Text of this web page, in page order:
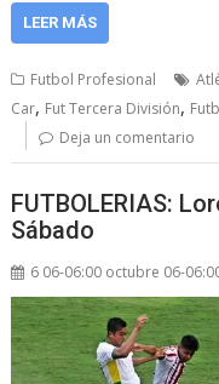
LEER MÁS
Futbol Profesional
Car, Fut Tercera División,
Deja un comentario
FUTBOLERIAS:
Sábado
6 06-06:00 octubre 06-